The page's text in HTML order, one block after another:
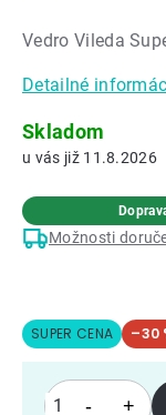
0,0
5
hviezdičiek.
Vedro Vileda
Detailné
Skladom
11.8.2026
Možnosti
SUPER CENA –30